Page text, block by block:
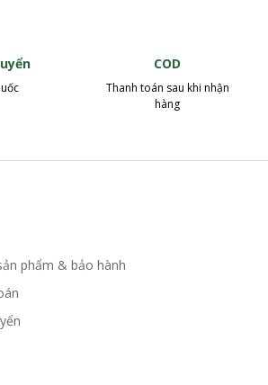
COD
Thanh toán sau khi nhận
hàng
phẩm & bảo hành